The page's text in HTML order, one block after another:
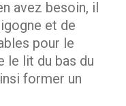
avez besoin, il
et de
pour le
le lit du bas du
former un